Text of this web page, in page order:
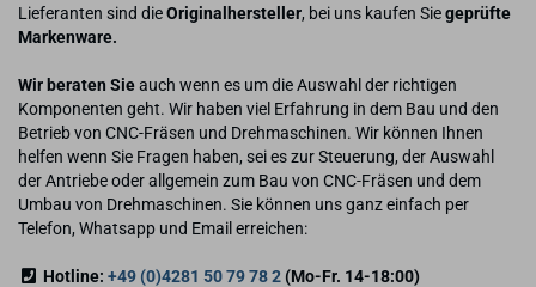
Lieferanten sind dieOriginalhersteller, bei uns kaufen Siegeprüfte
Markenware.
Wir beraten Sieauch wenn es um die Auswahl der richtigen
Komponenten geht. Wir haben viel Erfahrung in dem Bau und den
Betrieb von CNC-Fräsen und Drehmaschinen. Wir können Ihnen
helfen wenn Sie Fragen haben, sei es zur Steuerung, der Auswahl
der Antriebe oder allgemein zum Bau von CNC-Fräsen und dem
Umbau von Drehmaschinen. Sie können uns ganz einfach per
Telefon, Whatsapp und Email erreichen:
Hotline: +49 (0)4281 50 79 78 2(Mo-Fr. 14-18:00)